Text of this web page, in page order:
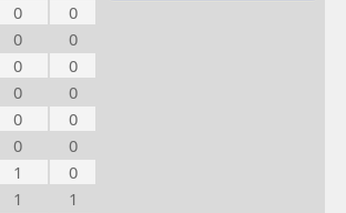
0
0
0
0
0
0
0
0
0
0
0
0
1
0
1
1